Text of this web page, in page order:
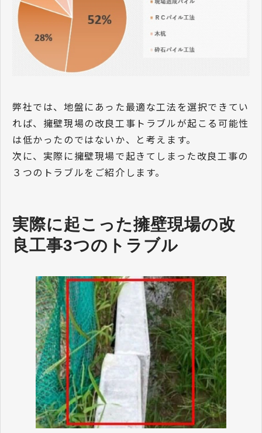
弊社では、地盤にあった最適な工法を選択できてい
れば、擁壁現場の改良工事トラブルが起こる可能性
は低かったのではないか、と考えます。
次に、実際に擁壁現場で起きてしまった改良工事の
３つのトラブルをご紹介します。
実際に起こった擁壁現場の改
良工事3つのトラブル